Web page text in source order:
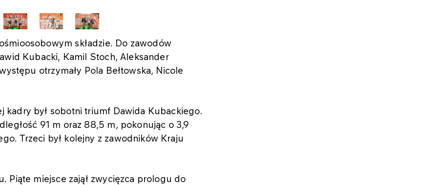
składzie. Do zawodów
Kubacki, Kamil Stoch, Aleksander
otrzymały Pola Bełtowska, Nicole
kadry był sobotni triumf Dawida Kubackiego.
91 m oraz 88,5 m, pokonując o 3,9
Trzeci był kolejny z zawodników Kraju
Piąte miejsce zajął zwycięzca prologu do